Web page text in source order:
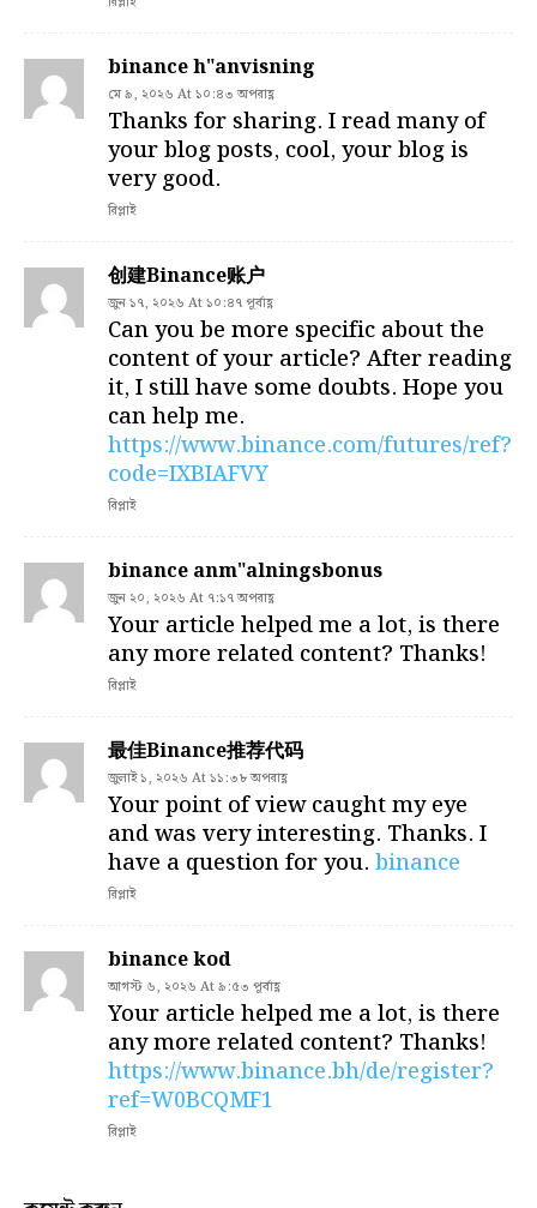
binance h"anvisning
মে ৯, ২০২৬ At ১০:৪৩ অপরাহ্ণ
Thanks for sharing. I read many of
your blog posts, cool, your blog is
very good.
রিপ্লাই
创建Binance账户
জুন ১৭, ২০২৬ At ১০:৪৭ পূর্বাহ্ণ
Can you be more specific about the
content of your article? After reading
it, I still have some doubts. Hope you
can help me.
https://www.binance.com/futures/ref?
code=IXBIAFVY
রিপ্লাই
binance anm"alningsbonus
জুন ২০, ২০২৬ At ৭:১৭ অপরাহ্ণ
Your article helped me a lot, is there
any more related content? Thanks!
রিপ্লাই
最佳Binance推荐代码
জুলাই ১, ২০২৬ At ১১:৩৮ অপরাহ্ণ
Your point of view caught my eye
and was very interesting. Thanks. I
have a question for you. binance
রিপ্লাই
binance kod
আগস্ট ৬, ২০২৬ At ৯:৫৩ পূর্বাহ্ণ
Your article helped me a lot, is there
any more related content? Thanks!
https://www.binance.bh/de/register?
ref=W0BCQMF1
রিপ্লাই